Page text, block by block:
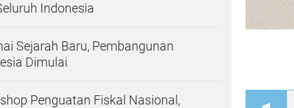
Indonesia
Sejarah Baru, Pembangunan
Dimulai
Penguatan Fiskal Nasional,